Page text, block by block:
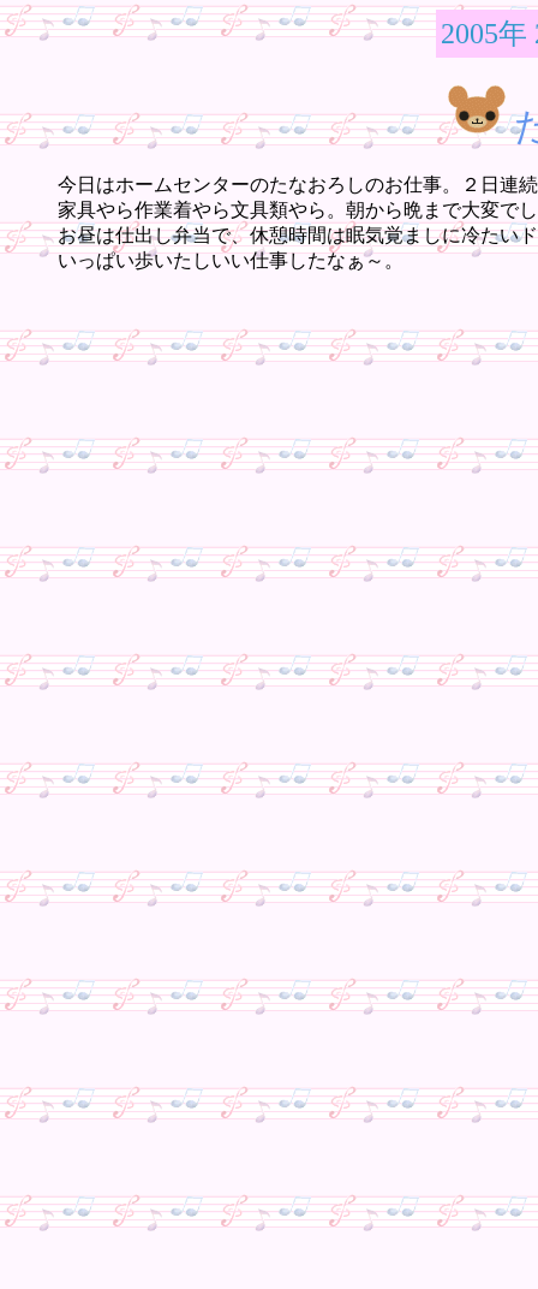
2005年
今日はホームセンターのたなおろしのお仕事。２日連
家具やら作業着やら文具類やら。朝から晩まで大変で
お昼は仕出し弁当で、休憩時間は眠気覚ましに冷たい
いっぱい歩いたしいい仕事したなぁ～。